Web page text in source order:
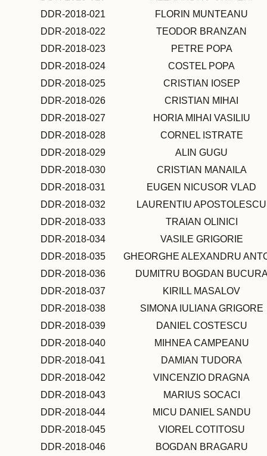
DDR-2018-021
FLORIN MUNTEANU
DDR-2018-022
TEODOR BRANZAN
DDR-2018-023
PETRE POPA
DDR-2018-024
COSTEL POPA
DDR-2018-025
CRISTIAN IOSEP
DDR-2018-026
CRISTIAN MIHAI
DDR-2018-027
HORIA MIHAI VASILIU
DDR-2018-028
CORNEL ISTRATE
DDR-2018-029
ALIN GUGU
DDR-2018-030
CRISTIAN MANAILA
DDR-2018-031
EUGEN NICUSOR VLAD
DDR-2018-032
LAURENTIU APOSTOLESCU
DDR-2018-033
TRAIAN OLINICI
DDR-2018-034
VASILE GRIGORIE
DDR-2018-035
GHEORGHE ALEXANDRU
DDR-2018-036
DUMITRU BOGDAN
DDR-2018-037
KIRILL MASALOV
DDR-2018-038
SIMONA IULIANA GRIGORE
DDR-2018-039
DANIEL COSTESCU
DDR-2018-040
MIHNEA CAMPEANU
DDR-2018-041
DAMIAN TUDORA
DDR-2018-042
VINCENZIO DRAGNA
DDR-2018-043
MARIUS SOCACI
DDR-2018-044
MICU DANIEL SANDU
DDR-2018-045
VIOREL COTITOSU
DDR-2018-046
BOGDAN BRAGARU